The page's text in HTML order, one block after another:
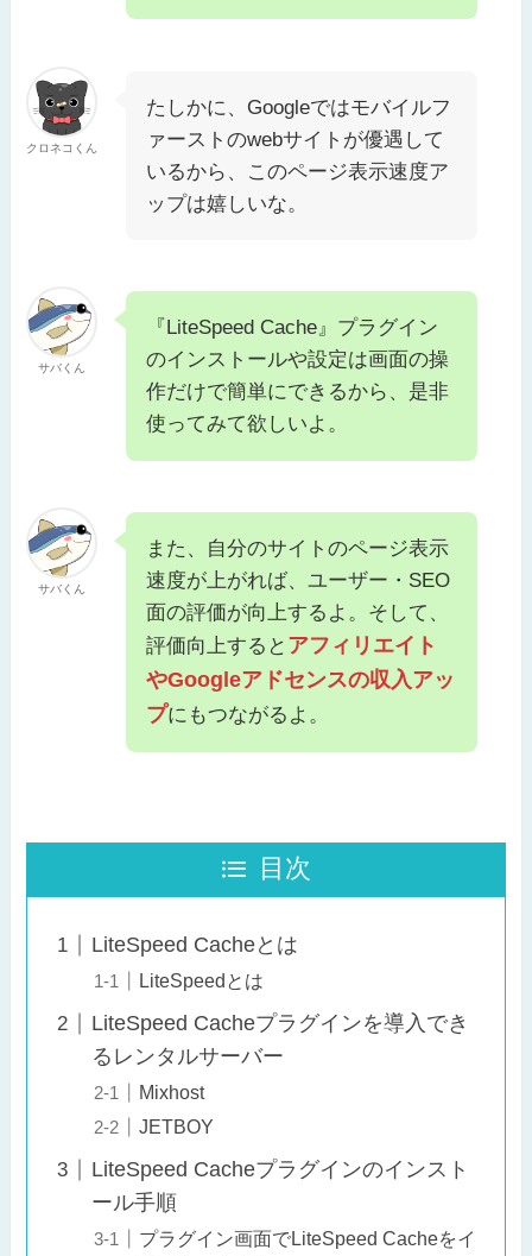
クロネコくん
たしかに、Googleではモバイルフ
ァーストのwebサイトが優遇して
いるから、このページ表示速度ア
ップは嬉しいな。
サバくん
『LiteSpeed Cache』プラグイン
のインストールや設定は画面の操
作だけで簡単にできるから、是非
使ってみて欲しいよ。
サバくん
また、自分のサイトのページ表示
速度が上がれば、ユーザー・SEO
面の評価が向上するよ。そして、
評価向上すると アフィリエイト
やGoogleアドセンスの収入アッ
プにもつながるよ。
目次
LiteSpeed Cacheとは
LiteSpeedとは
LiteSpeed Cacheプラグインを導入でき
るレンタルサーバー
Mixhost
JETBOY
LiteSpeed Cacheプラグインのインスト
ール手順
プラグイン画面でLiteSpeed Cacheをイ